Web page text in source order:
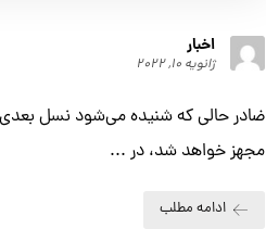
اخبار
ژانویه ۱۰, ۲۰۲۲
ضادر حالی که شنیده می‌شود نسل
مجهز خواهد شد، در ...
ادامه مطلب